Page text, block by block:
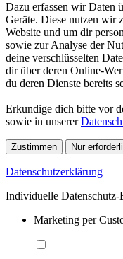
Dazu erfassen wir Daten
Geräte. Diese nutzen wir
Website und um dir
sowie zur Analyse der
deine verschlüsselten
dir über deren Online-
du deren Dienste bereits
Erkundige dich bitte vor
sowie in unserer
Zustimmen Nur
Datenschutzerklärung
Individuelle Datenschutz-
Marketing per